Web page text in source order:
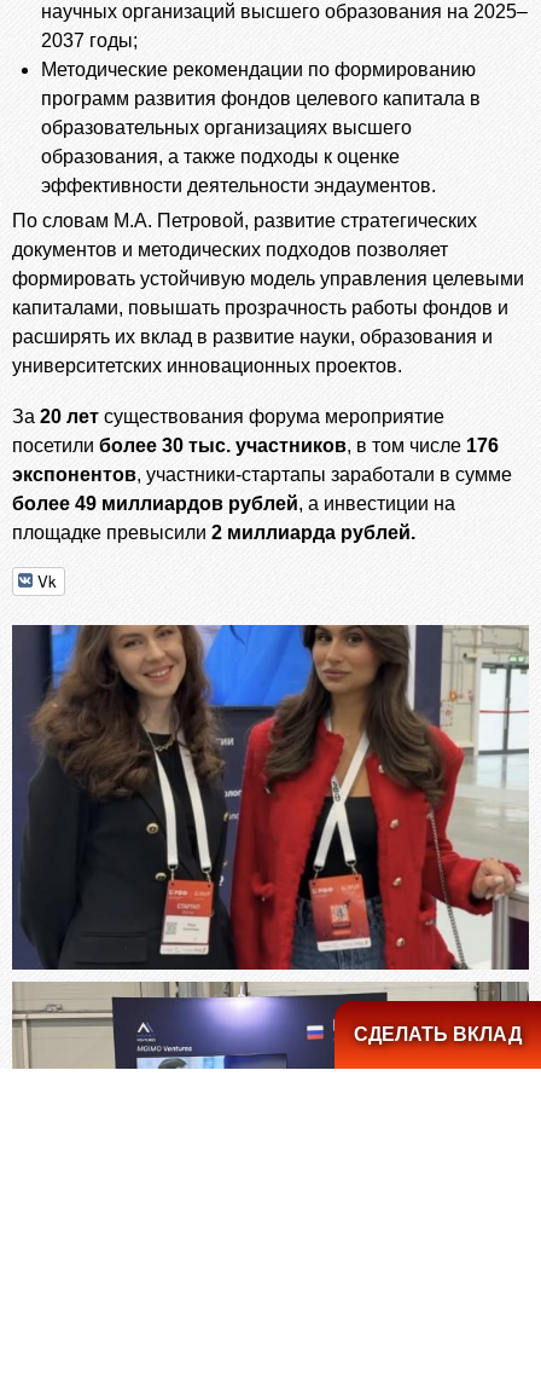
научных организаций высшего образования на 2025–
2037 годы;
Методические рекомендации по формированию
программ развития фондов целевого капитала в
образовательных организациях высшего
образования, а также подходы к оценке
эффективности деятельности эндаументов.
По словам М.А. Петровой, развитие стратегических
документов и методических подходов позволяет
формировать устойчивую модель управления целевыми
капиталами, повышать прозрачность работы фондов и
расширять их вклад в развитие науки, образования и
университетских инновационных проектов.
За 20 лет существования форума мероприятие
посетили более 30 тыс. участников, в том числе 176
экспонентов, участники-стартапы заработали в сумме
более 49 миллиардов рублей, а инвестиции на
площадке превысили 2 миллиарда рублей.
Vk
СДЕЛАТЬ ВКЛАД